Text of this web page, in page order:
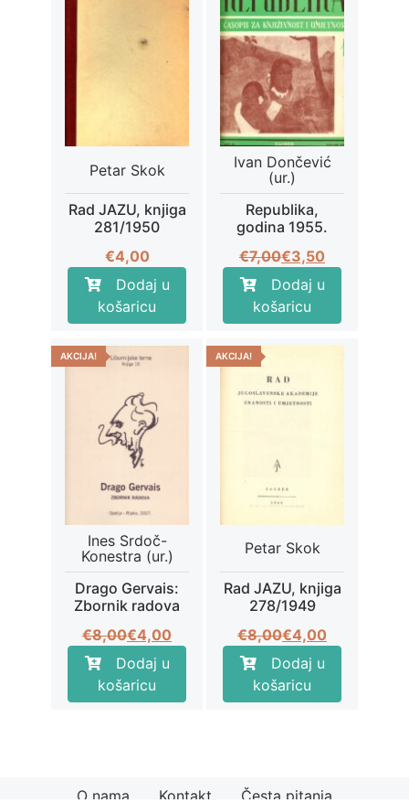
Petar Skok
Rad JAZU, knjiga
281/1950
€4,00
Dodaj u
košaricu
Ivan Dončević
(ur.)
Republika,
godina 1955.
€7,00Izvorna
cijena
bila
je:
€7,00.
€3,50
Trenutna
cijena
je:
€3,50.
Dodaj u
košaricu
AKCIJA!
Ines Srdoč-
Konestra (ur.)
Drago Gervais:
Zbornik radova
€8,00Izvorna
cijena
bila
je:
€4,00
Trenutna
cijena
je:
€4,00.
Dodaj u
košaricu
AKCIJA!
Petar Skok
Rad JAZU, knjiga
278/1949
€8,00Izvorna
cijena
bila
je:
€4,00
Trenutna
cijena
je:
€4,00.
Dodaj u
košaricu
O nama Kontakt Česta pitanja